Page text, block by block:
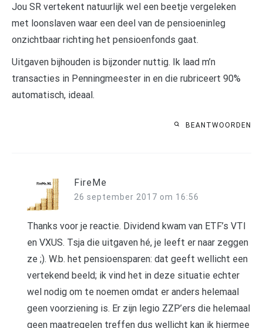
Jou SR vertekent natuurlijk wel een beetje vergeleken
met loonslaven waar een deel van de pensioeninleg
onzichtbaar richting het pensioenfonds gaat.
Uitgaven bijhouden is bijzonder nuttig. Ik laad m’n
transacties in Penningmeester in en die rubriceert 90%
automatisch, ideaal.
BEANTWOORDEN
FireMe
26 september 2017 om 16:56
Thanks voor je reactie. Dividend kwam van ETF’s VTI
en VXUS. Tsja die uitgaven hé, je leeft er naar zeggen
ze ;). W.b. het pensioensparen: dat geeft wellicht een
vertekend beeld; ik vind het in deze situatie echter
wel nodig om te noemen omdat er anders helemaal
geen voorziening is. Er zijn legio ZZP’ers die helemaal
geen maatregelen treffen dus wellicht kan ik hiermee